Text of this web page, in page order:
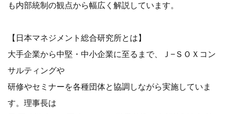
も内部統制の観点から幅広く解説しています。
【日本マネジメント総合研究所とは】
大手企業から中堅・中小企業に至るまで、Ｊ−ＳＯＸコン
サルティングや
研修やセミナーを各種団体と協調しながら実施していま
す。理事長は